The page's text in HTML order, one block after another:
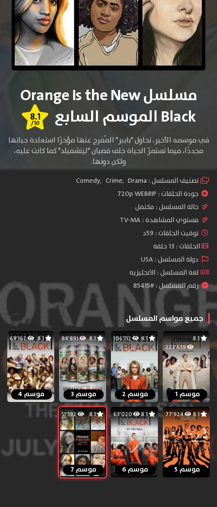
مسلسل Orange Is the New
Black الموسم السابع
8.1
/10
في موسمه الأخير، تحاول "بايبر" المُفرج عنها مؤخرًا استعادة حياتها
مجددًا، فيما تستمرّ الحياة خلف قضبان "ليتشفيلد" كما كانت عليه،
ولكن دونها.
تصنيف المسلسل : Comedy, Crime, Drama
جودة الحلقات : 720p WEBRIP
حالة المسلسل : مكتمل
مستوي المشاهدة :TV-MA
توقيت الحلقات : 59د
الحلقات : 13 حلقة
دولة المسلسل : USA
لغة المسلسل : الانجليزيه
رقم المسلسل : #85415
جميع مواسم المسلسل
8.1
223٬639
موسم 1
8.1 106٬112
موسم 2
8.1 84٬891
موسم 3
8.1 69٬162
موسم 4
8.1 77٬924
موسم 5
8.1 63٬020
موسم 6
8.1 51٬592
موسم 7